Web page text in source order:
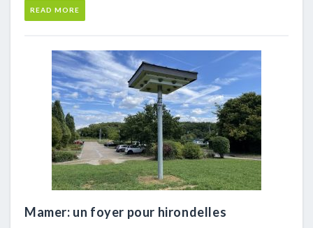
READ MORE
Mamer: un foyer pour hirondelles